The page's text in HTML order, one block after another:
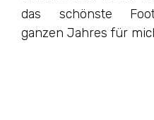
das schönste
ganzen Jahres für